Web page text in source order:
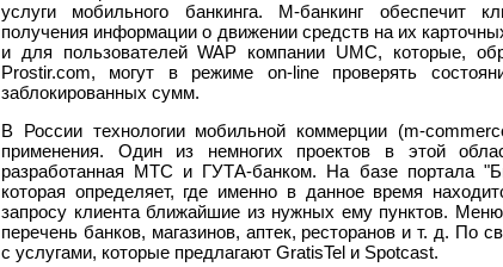
услуги мобильного банкинга. М-банкинг обеспечит
получения информации о движении средств на их
и для пользователей WAP компании UMC, которые,
Prostir.com, могут в режиме on-line проверять
заблокированных сумм.
В России технологии мобильной коммерции (m-
применения. Один из немногих проектов в этой
разработанная МТС и ГУТА-банком. На базе портала
которая определяет, где именно в данное время
запросу клиента ближайшие из нужных ему пунктов.
перечень банков, магазинов, аптек, ресторанов и т. д. По
с услугами, которые предлагают GratisTel и Spotcast.